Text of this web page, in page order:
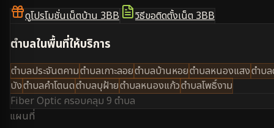
ดูโปรโมชั่นเน็ตบ้าน 3BB วิธีขอติดตั้งเน็ต 3BB
ตำบลในพื้นที่ให้บริการ
ตำบลประจันตคามตำบลเกาะลอยตำบลบ้านหอยตำบลหนองแสงตำบ
บังตำบลคำโตนดตำบลบุฝ้ายตำบลหนองแก้วตำบลโพธิ์งาม
Fiber Optic ครอบคลุม 9 ตำบล
แผนที่